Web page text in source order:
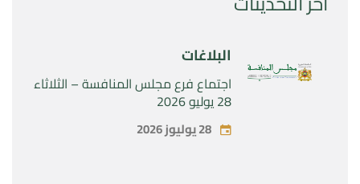
البلاغات
اجتماع فرع مجلس المنافسة – الثلاثاء
28 يوليو 2026
28 يوليوز 2026